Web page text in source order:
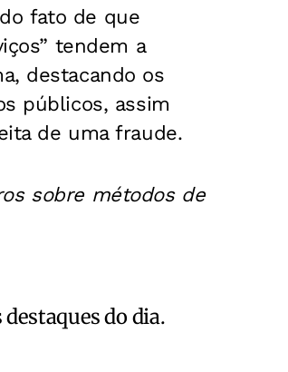
fato de que
tendem a
destacando os
públicos, assim
de uma fraude.
sobre métodos de
do dia.